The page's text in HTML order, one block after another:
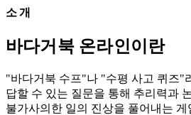
소개
바다거북 온라인이란
"바다거북 수프"나 "수평 사고 퀴즈"
답할 수 있는 질문을 통해 추리력과
불가사의한 일의 진상을 풀어내는